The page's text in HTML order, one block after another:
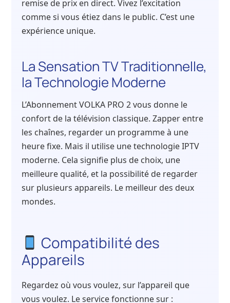
remise de prix en direct. Vivez l’excitation
comme si vous étiez dans le public. C’est une
expérience unique.
La Sensation TV Traditionnelle,
la Technologie Moderne
L’Abonnement VOLKA PRO 2 vous donne le
confort de la télévision classique. Zapper entre
les chaînes, regarder un programme à une
heure fixe. Mais il utilise une technologie IPTV
moderne. Cela signifie plus de choix, une
meilleure qualité, et la possibilité de regarder
sur plusieurs appareils. Le meilleur des deux
mondes.
Compatibilité des
Appareils
Regardez où vous voulez, sur l’appareil que
vous voulez. Le service fonctionne sur :